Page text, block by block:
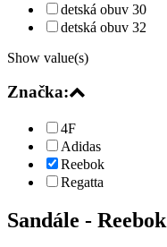
detská obuv 30
detská obuv 32
Show value(s)
Značka:
4F
Adidas
Reebok
Regatta
Sandále - Reebok